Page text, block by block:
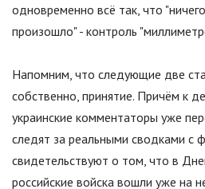
одновременно всё так, что "
произошло"- контроль "
Напомним, что следующие две
собственно, принятие. Причём к
украинские комментаторы уже
следят за реальными сводками с
свидетельствуют о том, что в
российские войска вошли уже на